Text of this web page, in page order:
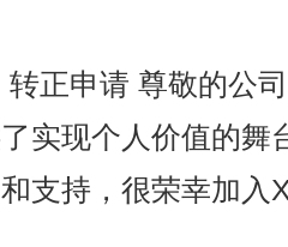
正申请 尊敬的公
实现个人价值的舞
支持，很荣幸加入